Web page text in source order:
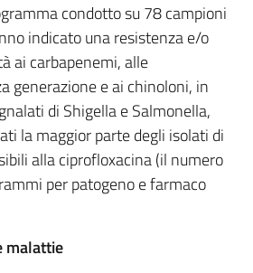
condotto su 78 campioni
indicato una resistenza e/o
ai carbapenemi, alle
generazione e ai chinoloni, in
di Shigella e Salmonella,
la maggior parte degli isolati di
alla ciprofloxacina (il numero
per patogeno e farmaco
malattie